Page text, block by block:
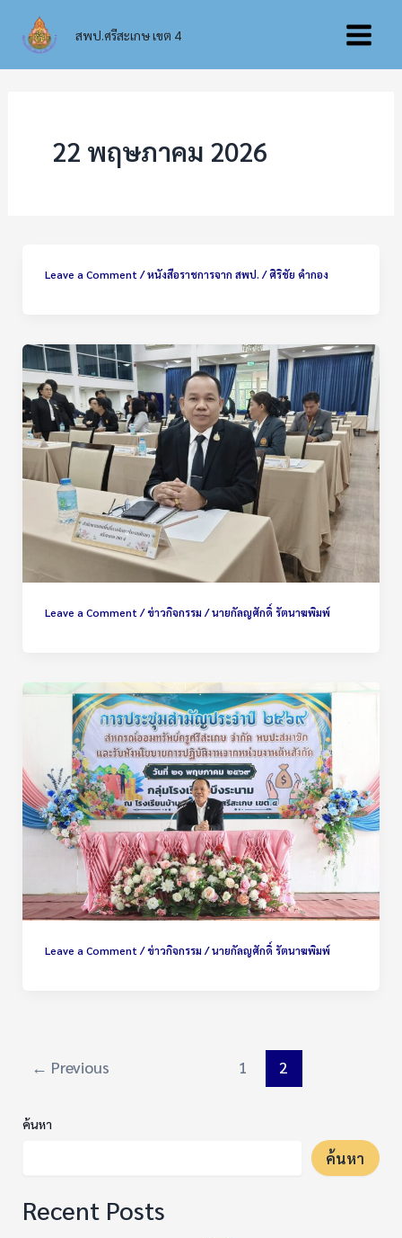
content
สพป.ศรีสะเกษ เขต 4
Main
22 พฤษภาคม 2026
Leave a Comment /หนังสือราชการจาก สพป. /ศิริชัย คำกอง
Leave a Comment /ข่าวกิจกรรม /นายกัลญศักดิ์ รัตนาฆพิมพ์
Leave a Comment /ข่าวกิจกรรม /นายกัลญศักดิ์ รัตนาฆพิมพ์
← Previous 1 2
ค้นหา
ค้นหา
Recent Posts